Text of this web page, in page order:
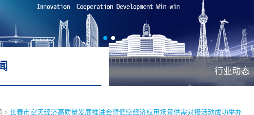
行业动态
> 长春市空天经济高质量发展推进会暨低空经济应用场景供需对接活动成功举办